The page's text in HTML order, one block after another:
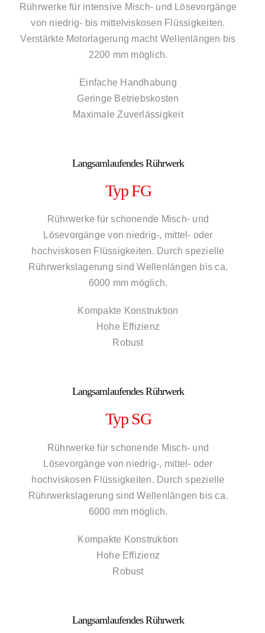
Rührwerke für intensive Misch- und Lösevorgänge
von niedrig- bis mittelviskosen Flüssigkeiten.
Verstärkte Motorlagerung macht Wellenlängen bis
2200 mm möglich.
Einfache Handhabung
Geringe Betriebskosten
Maximale Zuverlässigkeit
Langsamlaufendes Rührwerk
Typ FG
Rührwerke für schonende Misch- und
Lösevorgänge von niedrig-, mittel- oder
hochviskosen Flüssigkeiten. Durch spezielle
Rührwerkslagerung sind Wellenlängen bis ca.
6000 mm möglich.
Kompakte Konstruktion
Hohe Effizienz
Robust
Langsamlaufendes Rührwerk
Typ SG
Rührwerke für schonende Misch- und
Lösevorgänge von niedrig-, mittel- oder
hochviskosen Flüssigkeiten. Durch spezielle
Rührwerkslagerung sind Wellenlängen bis ca.
6000 mm möglich.
Kompakte Konstruktion
Hohe Effizienz
Robust
Langsamlaufendes Rührwerk